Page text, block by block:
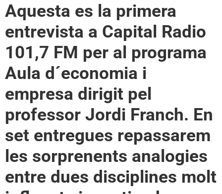
Aquesta es la primera
entrevista a Capital Radio
101,7 FM per al programa
Aula d´economia i
empresa dirigit pel
professor Jordi Franch. En
set entregues repassarem
les sorprenents analogies
entre dues disciplines molt